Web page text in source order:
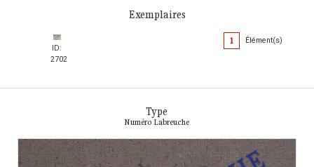
Exemplaires
ID:
2702
1 Élément(s)
Type
Numéro Labreuche